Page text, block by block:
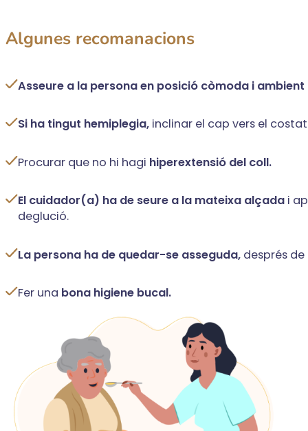
Algunes recomanacions
Asseure a la persona en posició còmoda i
Si ha tingut hemiplegia, inclinar el cap vers el
Procurar que no hi hagi hiperextensió del coll.
El cuidador(a) ha de seure a la mateixa alçada i
deglució.
La persona ha de quedar-se asseguda, després
Fer una bona higiene bucal.